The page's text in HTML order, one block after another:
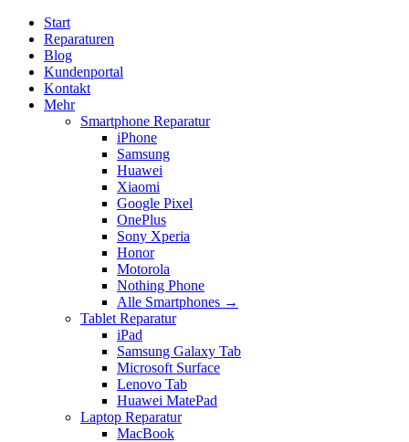
Start
Reparaturen
Blog
Kundenportal
Kontakt
Mehr
Smartphone Reparatur
iPhone
Samsung
Huawei
Xiaomi
Google Pixel
OnePlus
Sony Xperia
Honor
Motorola
Nothing Phone
Alle Smartphones →
Tablet Reparatur
iPad
Samsung Galaxy Tab
Microsoft Surface
Lenovo Tab
Huawei MatePad
Laptop Reparatur
MacBook